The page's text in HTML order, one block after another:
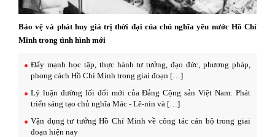
Bảo vệ và phát huy giá trị thời đại của chủ nghĩa yêu nước Hồ Chí
Minh trong tình hình mới
Đẩy mạnh học tập, thực hành tư tưởng, đạo đức, phương pháp,
phong cách Hồ Chí Minh trong giai đoạn […]
Lý luận đường lối đổi mới của Đảng Cộng sản Việt Nam: Phát
triển sáng tạo chủ nghĩa Mác - Lê-nin và […]
Vận dụng tư tưởng Hồ Chí Minh về công tác cán bộ trong giai
đoạn hiện nay